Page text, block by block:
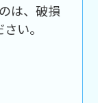
は、破損
い。